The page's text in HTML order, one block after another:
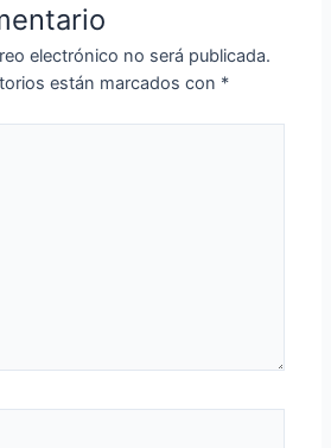
electrónico no será publicada.
están marcados con *